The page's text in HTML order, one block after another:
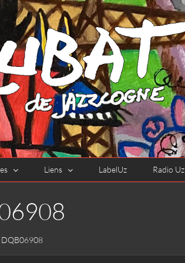
Liens LabelUz Radio Uz
DQB06908